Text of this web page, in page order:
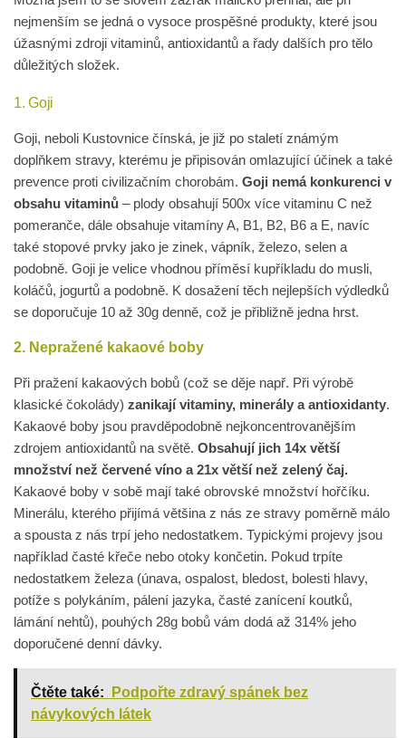
nejmenším se jedná o vysoce prospěšné produkty, které jsou
úžasnými zdroji vitaminů, antioxidantů a řady dalších pro tělo
důležitých složek.
1. Goji
Goji, neboli Kustovnice čínská, je již po staletí známým
doplňkem stravy, kterému je připisován omlazující účinek a také
prevence proti civilizačním chorobám. Goji nemá konkurenci v
obsahu vitaminů – plody obsahují 500x více vitaminu C než
pomeranče, dále obsahuje vitamíny A, B1, B2, B6 a E, navíc
také stopové prvky jako je zinek, vápník, železo, selen a
podobně. Goji je velice vhodnou příměsí kupříkladu do musli,
koláčů, jogurtů a podobně. K dosažení těch nejlepších výdledků
se doporučuje 10 až 30g denně, což je přibližně jedna hrst.
2. Nepražené kakaové boby
Při pražení kakaových bobů (což se děje např. Při výrobě
klasické čokolády) zanikají vitaminy, minerály a antioxidanty.
Kakaové boby jsou pravděpodobně nejkoncentrovanějším
zdrojem antioxidantů na světě. Obsahují jich 14x větší
množství než červené víno a 21x větší než zelený čaj.
Kakaové boby v sobě mají také obrovské množství hořčíku.
Minerálu, kterého přijímá většina z nás ze stravy poměrně málo
a spousta z nás trpí jeho nedostatkem. Typickými projevy jsou
například časté křeče nebo otoky končetin. Pokud trpíte
nedostatkem železa (únava, ospalost, bledost, bolesti hlavy,
potíže s polykáním, pálení jazyka, časté zanícení koutků,
lámání nehtů), pouhých 28g bobů vám dodá až 314% jeho
doporučené denní dávky.
Čtěte také:
Podpořte zdravý spánek bez
návykových látek